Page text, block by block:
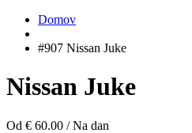
Domov
#907 Nissan Juke
Nissan Juke
Od € 60.00 /Na dan